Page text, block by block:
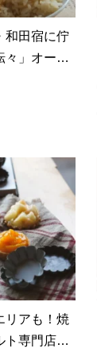
和田宿に佇
々」オー…
リアも！焼
ト専門店…